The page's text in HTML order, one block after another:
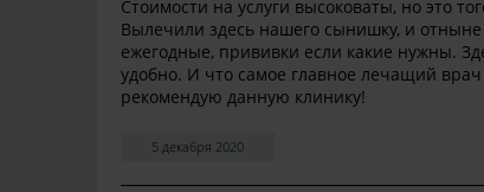
Стоимости на услуги высоковаты, но это
Вылечили здесь нашего сынишку, и
ежегодные, прививки если какие нужны.
удобно. И что самое главное лечащий
рекомендую данную клинику!
5 декабря 2020